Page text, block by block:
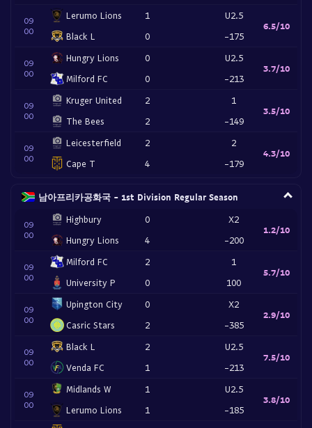
09
00
Lerumo Lions
Black L
1
0
U2.5
-175
6.5/10
09
00
Hungry Lions
Milford FC
0
0
U2.5
-213
3.7/10
09
00
Kruger United
The Bees
2
2
1
-149
3.5/10
09
00
Leicesterfield
Cape T
2
4
2
-179
4.3/10
남아프리카공화국 - 1st Division Regular Season
09
00
Highbury
Hungry Lions
0
4
X2
-200
1.2/10
09
00
Milford FC
University P
2
0
1
100
5.7/10
09
00
Upington City
Casric Stars
0
2
X2
-385
2.9/10
09
00
Black L
Venda FC
2
1
U2.5
-213
7.5/10
09
00
Midlands W
Lerumo Lions
1
1
U2.5
-185
3.8/10